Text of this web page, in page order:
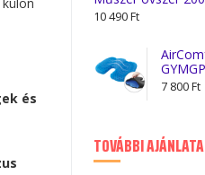
és
10 490Ft
7 800Ft
TOVÁBBI